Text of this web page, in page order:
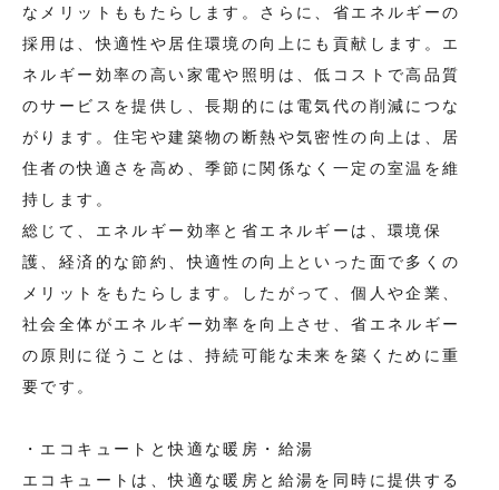
なメリットももたらします。さらに、省エネルギーの
採用は、快適性や居住環境の向上にも貢献します。エ
ネルギー効率の高い家電や照明は、低コストで高品質
のサービスを提供し、長期的には電気代の削減につな
がります。住宅や建築物の断熱や気密性の向上は、居
住者の快適さを高め、季節に関係なく一定の室温を維
持します。
総じて、エネルギー効率と省エネルギーは、環境保
護、経済的な節約、快適性の向上といった面で多くの
メリットをもたらします。したがって、個人や企業、
社会全体がエネルギー効率を向上させ、省エネルギー
の原則に従うことは、持続可能な未来を築くために重
要です。
・エコキュートと快適な暖房・給湯
エコキュートは、快適な暖房と給湯を同時に提供する